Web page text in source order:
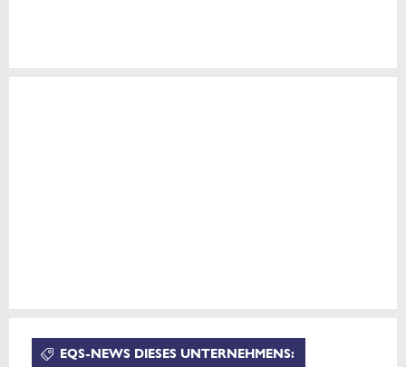
EQS-NEWS DIESES UNTERNEHMENS: